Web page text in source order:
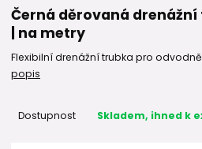
Černá děrovaná drenážní
| na metry
Flexibilní drenážní trubka pro
popis
Dostupnost Skladem, ihned k